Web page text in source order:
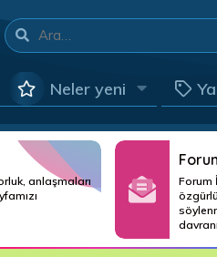
Neler yeni
anlaşmaları
Forum